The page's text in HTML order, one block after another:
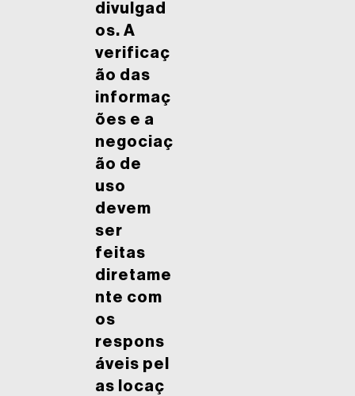
divulgad
os. A
verificaç
ão das
informaç
ões e a
negociaç
ão de
uso
devem
ser
feitas
diretame
nte com
os
respons
áveis pel
as locaç